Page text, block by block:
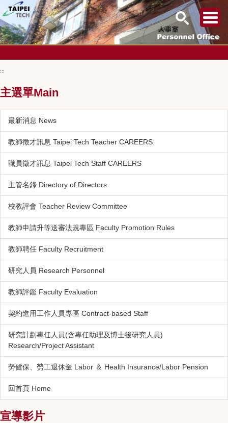
到
內
區
:::
主選單Main
最新消息 News
教師徵才訊息 Taipei Tech Teacher CAREERS
職員徵才訊息 Taipei Tech Staff CAREERS
主管名錄 Directory of Directors
校教評會 Teacher Review Committee
教師申請升等送審法規專區 Faculty Promotion Rules
教師聘任 Faculty Recruitment
研究人員 Research Personnel
教師評鑑 Faculty Evaluation
契約進用工作人員專區 Contract-based Staff
研究計劃專任人員(含專任助理及博士後研究人員)
Research/Project Assistant
勞健保、勞工退休金 Labor ＆ Health Insurance/Labor Pension
回首頁 Home
宣導影片